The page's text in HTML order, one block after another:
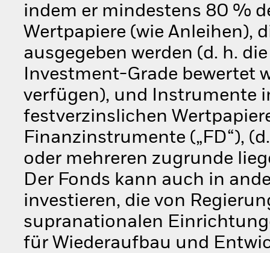
indem er mindestens 80 %
Wertpapiere (wie Anleihen),
ausgegeben werden (d. h.
Investment-Grade bewertet
verfügen), und Instrumente
festverzinslichen
Finanzinstrumente („FD“),
oder mehreren zugrunde
Der Fonds kann auch in
investieren, die von
supranationalen
für Wiederaufbau und